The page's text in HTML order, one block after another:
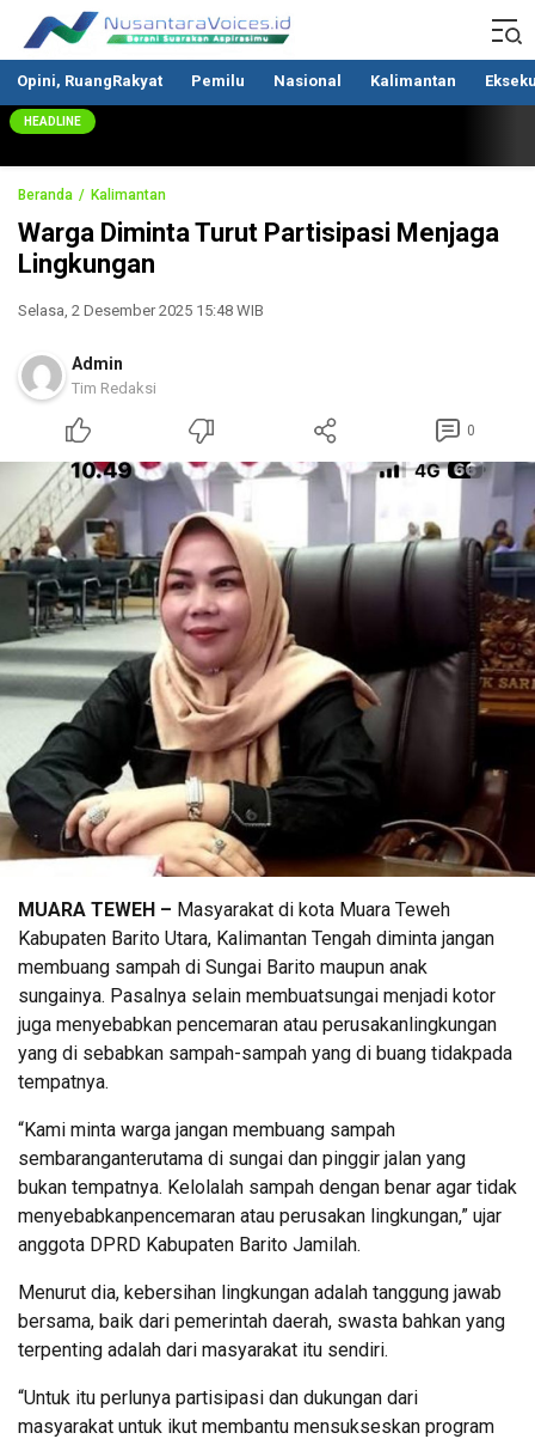
Nusantaravoices.id
Berani Suarakan Aspirasimu
Opini, RuangRakyat Pemilu Nasional Kalimantan
HEADLINE
Beranda Kalimantan
Warga Diminta Turut Partisipasi Menjaga
Lingkungan
Selasa, 2 Desember 2025 15:48 WIB
Admin
Tim Redaksi
0
MUARA TEWEH – Masyarakat di kota Muara Teweh
Kabupaten Barito Utara, Kalimantan Tengah diminta jangan
membuang sampah di Sungai Barito maupun anak
sungainya. Pasalnya selain membuatsungai menjadi kotor
juga menyebabkan pencemaran atau perusakanlingkungan
yang di sebabkan sampah-sampah yang di buang tidakpada
tempatnya.
“Kami minta warga jangan membuang sampah
sembaranganterutama di sungai dan pinggir jalan yang
bukan tempatnya. Kelolalah sampah dengan benar agar tidak
menyebabkanpencemaran atau perusakan lingkungan,” ujar
anggota DPRD Kabupaten Barito Jamilah.
Menurut dia, kebersihan lingkungan adalah tanggung jawab
bersama, baik dari pemerintah daerah, swasta bahkan yang
terpenting adalah dari masyarakat itu sendiri.
“Untuk itu perlunya partisipasi dan dukungan dari
masyarakat untuk ikut membantu mensukseskan program